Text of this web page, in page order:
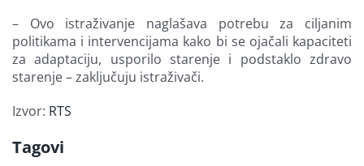
– Ovo istraživanje naglašava potrebu za ciljanim
politikama i intervencijama kako bi se ojačali kapaciteti
za adaptaciju, usporilo starenje i podstaklo zdravo
starenje – zaključuju istraživači.
Izvor: RTS
Tagovi